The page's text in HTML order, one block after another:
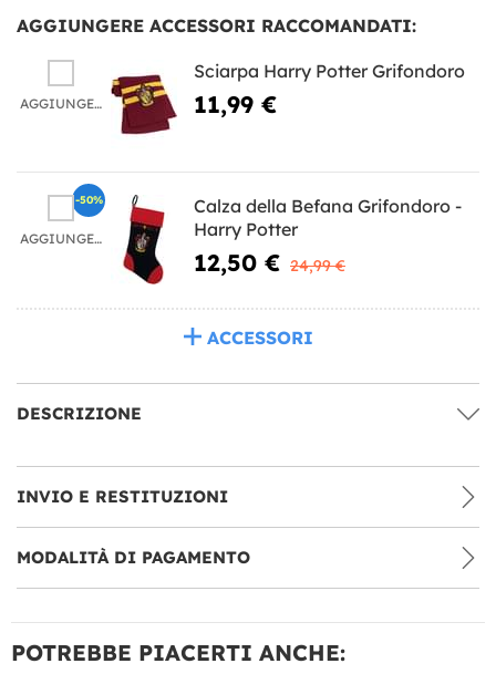
AGGIUNGERE ACCESSORI RACCOMANDATI:
AGGIUNGERE
Sciarpa Harry Potter Grifondoro
11,99 €
AGGIUNGERE
Calza della Befana Grifondoro -
Harry Potter
12,50 € 24,99 €
-50%
ACCESSORI
DESCRIZIONE
INVIO E RESTITUZIONI
MODALITÀ DI PAGAMENTO
POTREBBE PIACERTI ANCHE: